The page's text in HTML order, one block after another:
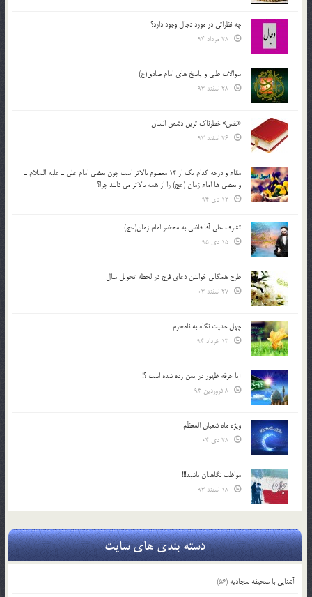
چه نظراتی در مورد دجال وجود دارد؟
سوالات طبی و پاسخ های امام صادق(ع)
«نفس» خطرناک ترین دشمن انسان
مقام و درجه كدام يك از 14 معصوم بالاتر است چون بعضي امام علي ـ عليه السلام ـ
و بعضي ها امام زمان (عج) را از همه بالاتر مي دانند چرا؟
تشرف علي آقا قاضي به محضر امام زمان(عج)
طرح همگانی خواندن دعای فرج در لحظه تحویل سال
چهل حدیث نگاه به نامحرم
آیا جرقه ظهور در یمن زده شده است ؟!
ویژه ماه شعبان المعظّم
مواظب نگاهتان باشید!!!
دسته بندی های سایت
آشنایی با صحیفه سجادیه (56)